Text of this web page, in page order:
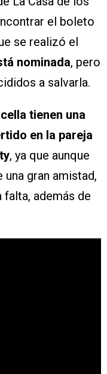
el boleto
se realizó el
nominada, pero
a salvarla.
tienen una
en la pareja
, ya que aunque
gran amistad,
además de